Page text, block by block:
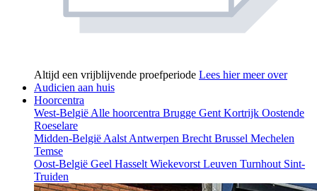
Altijd een vrijblijvende proefperiode Lees hier meer over
Audicien aan huis
Hoorcentra
West-België Alle hoorcentra Brugge Gent Kortrijk Oostende
Roeselare
Midden-België Aalst Antwerpen Brecht Brussel Mechelen
Temse
Oost-België Geel Hasselt Wiekevorst Leuven Turnhout Sint-
Truiden